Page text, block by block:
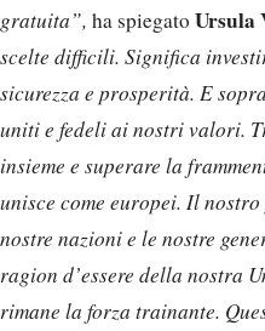
gratuita”, ha spiegato Ursula
scelte difficili. Significa
sicurezza e prosperità. E
uniti e fedeli ai nostri valori.
insieme e superare la
unisce come europei. Il
nostre nazioni e le nostre
ragion d’essere della nostra
rimane la forza trainante.